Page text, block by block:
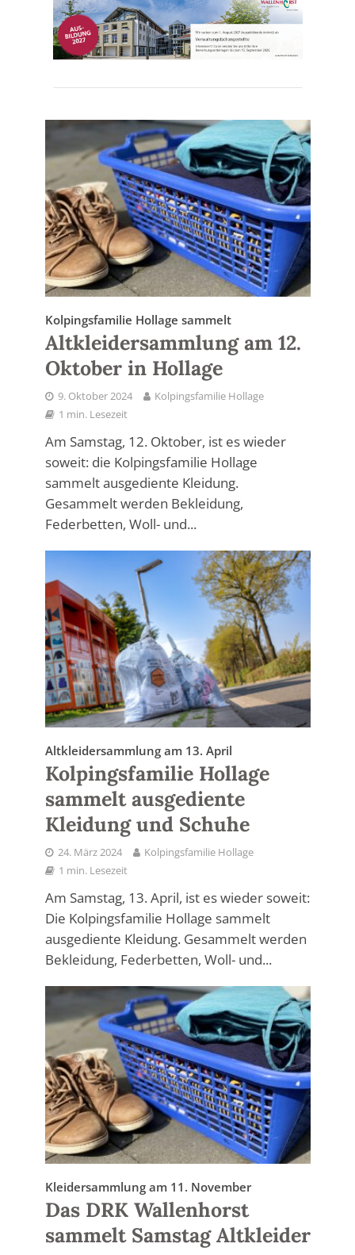
Kolpingsfamilie Hollage sammelt
Altkleidersammlung am 12.
Oktober in Hollage
9. Oktober 2024
Kolpingsfamilie Hollage
1 min. Lesezeit
Am Samstag, 12. Oktober, ist es wieder
soweit: die Kolpingsfamilie Hollage
sammelt ausgediente Kleidung.
Gesammelt werden Bekleidung,
Federbetten, Woll- und...
Altkleidersammlung am 13. April
Kolpingsfamilie Hollage
sammelt ausgediente
Kleidung und Schuhe
24. März 2024
Kolpingsfamilie Hollage
1 min. Lesezeit
Am Samstag, 13. April, ist es wieder soweit:
Die Kolpingsfamilie Hollage sammelt
ausgediente Kleidung. Gesammelt werden
Bekleidung, Federbetten, Woll- und...
Kleidersammlung am 11. November
Das DRK Wallenhorst
sammelt Samstag Altkleider